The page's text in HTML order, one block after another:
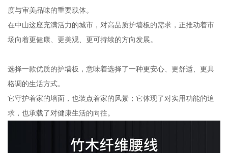
度与审美品味的重要载体。
在中山这座充满活力的城市，对高品质护墙板的需求，正推动着市
场向着更健康、更美观、更可持续的方向发展。
选择一款优质的护墙板，意味着选择了一种更安心、更舒适、更具
格调的生活方式。
它守护着家的墙面，也装点着家的风景；它体现了对实用功能的追
求，也承载了对健康生活的向往。